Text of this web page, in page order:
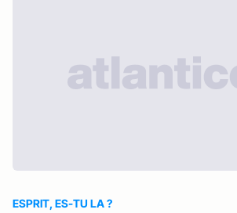
ESPRIT, ES-TU LA ?